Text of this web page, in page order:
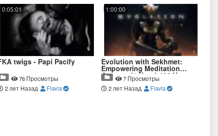
0:05:01
twigs - Papi Pacify
76 Просмотры
2 лет Назад
Flavia
1:00:00
Evolution with Sekhmet:
Empowering Meditation
Journey (1 Hour) 432 Hz
7 Просмотры
2 лет Назад
Flavia